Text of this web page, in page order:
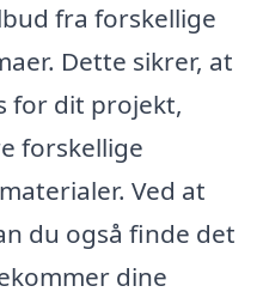
fra forskellige
Dette sikrer, at
for dit projekt,
forskellige
Ved at
du også finde det
dine